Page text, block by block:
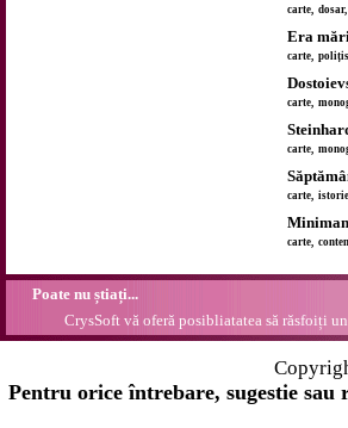
carte,
Era
carte,
carte,
carte,
carte,
carte,
Poate nu știați...
CrysSoft vă oferă posibliatatea să răsfoiți
Pentru orice întrebare, sugestie